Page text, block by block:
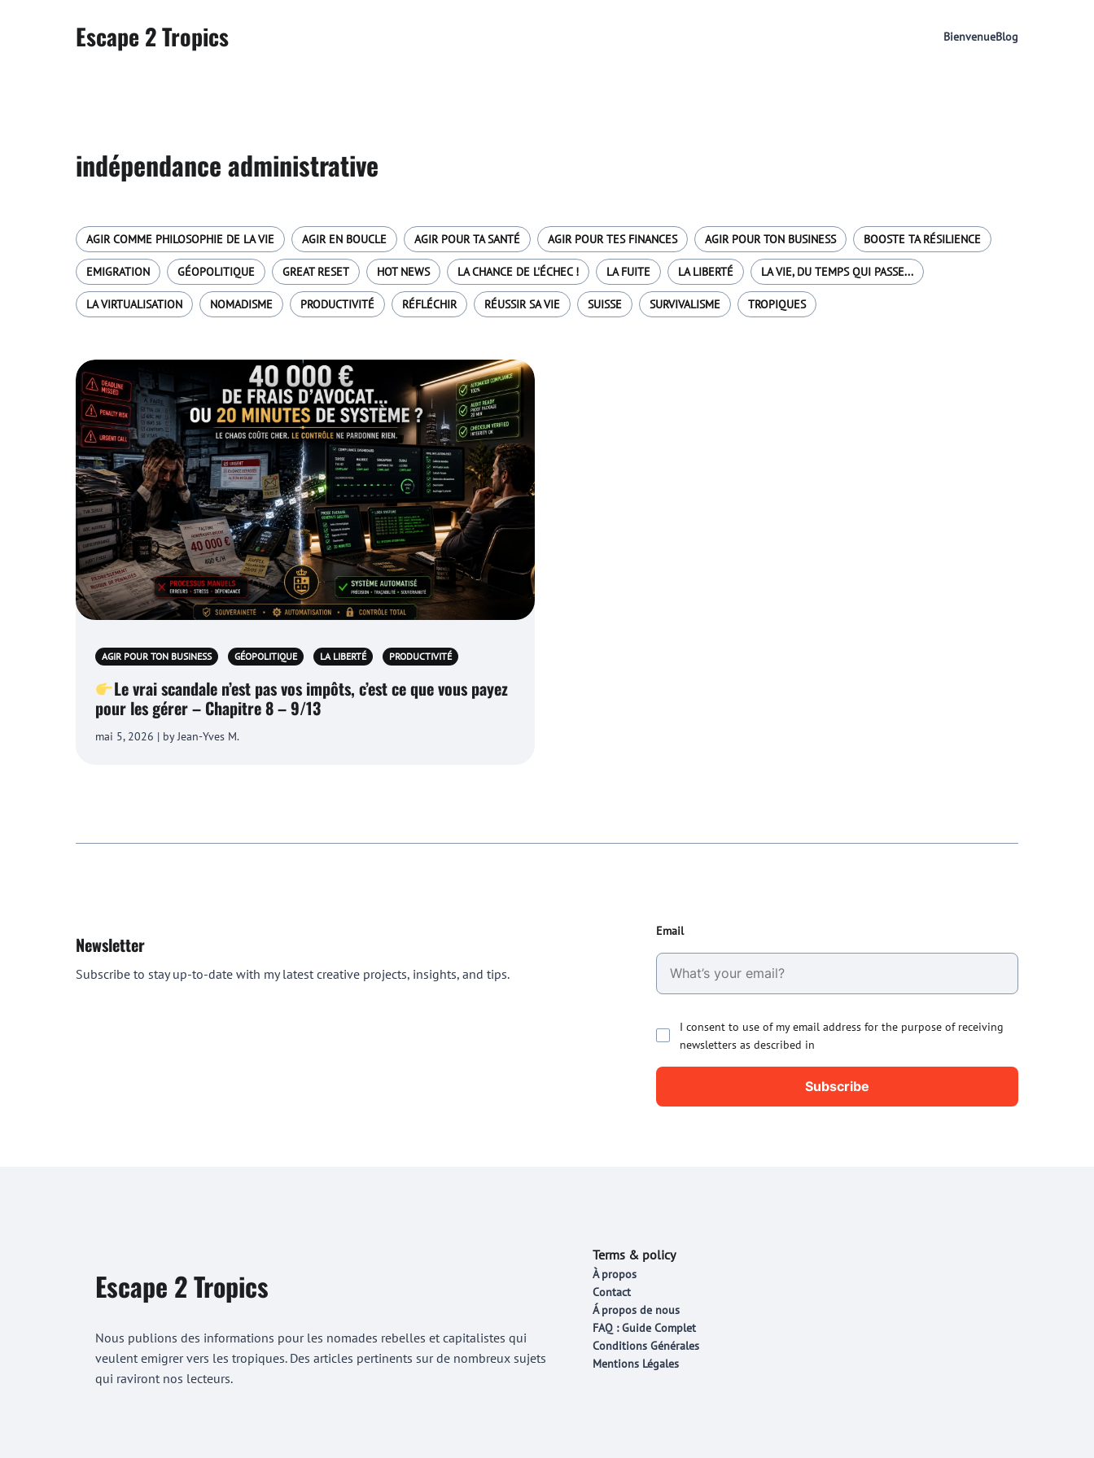
Escape 2 Tropics BienvenueBlog
indépendance administrative
AGIR COMME PHILOSOPHIE DE LA VIE AGIR EN BOUCLE AGIR POUR TA SANTÉ AGIR POUR TES FINANCES AGIR POUR TON BUSINESS BOOSTE TA RÉSILIENCE
EMIGRATION GÉOPOLITIQUE GREAT RESET HOT NEWS LA CHANCE DE L'ÉCHEC ! LA FUITE LA LIBERTÉ LA VIE, DU TEMPS QUI PASSE...
LA VIRTUALISATION NOMADISME PRODUCTIVITÉ RÉFLÉCHIR RÉUSSIR SA VIE SUISSE SURVIVALISME TROPIQUES
AGIR POUR TON BUSINESS GÉOPOLITIQUE LA LIBERTÉ PRODUCTIVITÉ
Le vrai scandale n’est pas vos impôts, c’est ce que vous payez
pour les gérer – Chapitre 8 – 9/13
mai 5, 2026 | by Jean-Yves M.
Newsletter
Subscribe to stay up-to-date with my latest creative projects, insights, and tips.
Email
I consent to use of my email address for the purpose of receiving
newsletters as described in
Escape 2 Tropics
Nous publions des informations pour les nomades rebelles et capitalistes qui
veulent emigrer vers les tropiques. Des articles pertinents sur de nombreux sujets
qui raviront nos lecteurs.
Terms & policy
À propos
Contact
Á propos de nous
FAQ : Guide Complet
Conditions Générales
Mentions Légales